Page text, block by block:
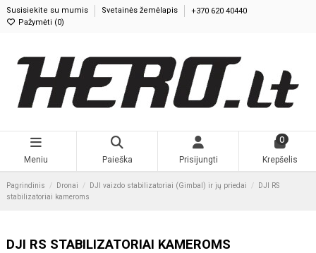
Susisiekite su mumis Svetainės žemėlapis
+370 620 40440
Pažymėti (0)
Meniu Paieška Prisijungti
0
Krepšelis
Pagrindinis Dronai DJI vaizdo stabilizatoriai (Gimbal) ir jų priedai
DJI RS
stabilizatoriai kameroms
DJI RS STABILIZATORIAI KAMEROMS